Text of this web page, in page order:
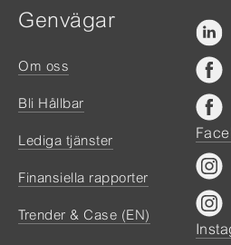
Genvägar
Om oss
Bli Hållbar
Lediga tjänster
Finansiella rapporter
Trender & Case (EN)